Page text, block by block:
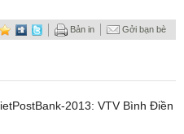
Gởi bạn bè
Bản in
2013: VTV Bình Điền